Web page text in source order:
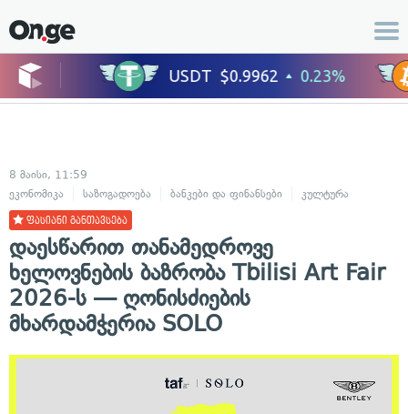
8 მაისი, 11:59
ეკონომიკა
საზოგადოება ბანკები და ფინანსები კულტურა
ფასიანი განთავსება
დაესწარით თანამედროვე
ხელოვნების ბაზრობა Tbilisi Art Fair
2026-ს — ღონისძიების
მხარდამჭერია SOLO